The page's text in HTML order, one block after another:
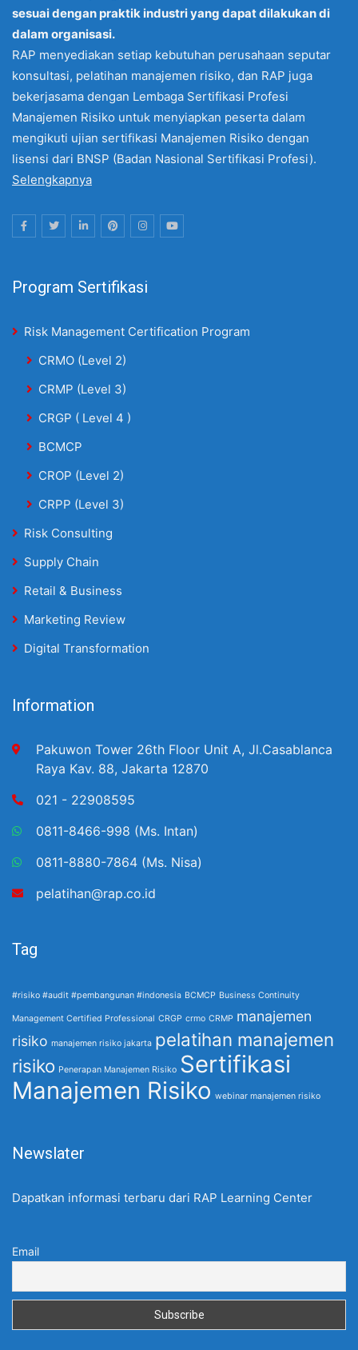
sesuai dengan praktik industri yang dapat dilakukan di
dalam organisasi.
RAP menyediakan setiap kebutuhan perusahaan seputar
konsultasi, pelatihan manajemen risiko, dan RAP juga
bekerjasama dengan Lembaga Sertifikasi Profesi
Manajemen Risiko untuk menyiapkan peserta dalam
mengikuti ujian sertifikasi Manajemen Risiko dengan
lisensi dari BNSP (Badan Nasional Sertifikasi Profesi).
Selengkapnya
Program Sertifikasi
Risk Management Certification Program
CRMO (Level 2)
CRMP (Level 3)
CRGP ( Level 4 )
BCMCP
CROP (Level 2)
CRPP (Level 3)
Risk Consulting
Supply Chain
Retail & Business
Marketing Review
Digital Transformation
Information
Pakuwon Tower 26th Floor Unit A, Jl.Casablanca
Raya Kav. 88, Jakarta 12870
021 - 22908595
0811-8466-998 (Ms. Intan)
0811-8880-7864 (Ms. Nisa)
pelatihan@rap.co.id
Tag
#risiko #audit #pembangunan #indonesia BCMCP Business Continuity
Management Certified Professional CRGP crmo CRMP manajemen
risiko manajemen risiko jakarta pelatihan manajemen
risiko Penerapan Manajemen Risiko Sertifikasi
Manajemen Risiko webinar manajemen risiko
Newslater
Dapatkan informasi terbaru dari RAP Learning Center
Email